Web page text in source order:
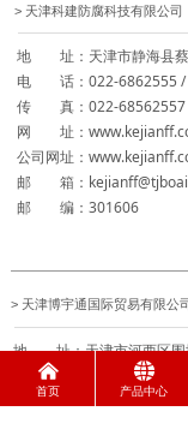
낀
首页
뀁
产品中心
> 天津科建防腐科技有限公司
地 址：天津市静海县蔡
电 话：022-6862555 /
传 真：022-68562557
网 址：
公司网址：
邮 箱：
邮 编：301606
> 天津博宇通国际贸易有限公
地 址：天津市河西区围
电 话：022-28379958 /
传 真：022-28379978